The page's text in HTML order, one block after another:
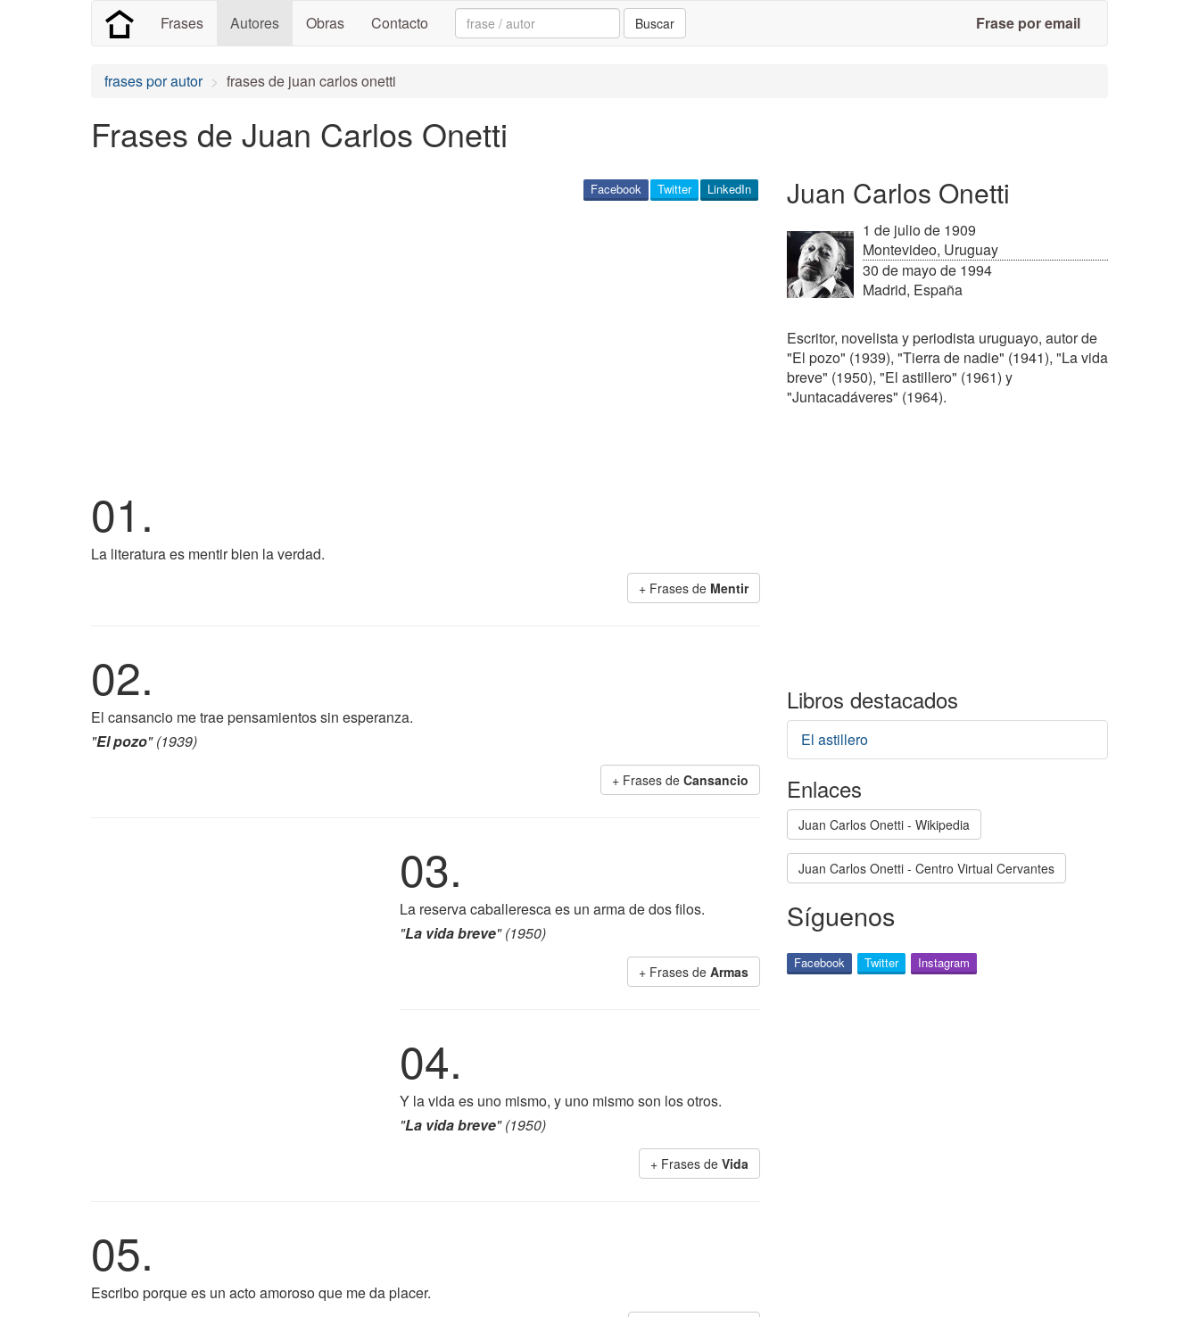
Frases Autores Obras Contacto Search: Buscar Frase por email
frases por autor frases de juan carlos onetti
Frases de Juan Carlos Onetti
LinkedIn
Twitter
Facebook
01.
La literatura es mentir bien la verdad.
+ Frases de Mentir
02.
El cansancio me trae pensamientos sin esperanza.
"El pozo" (1939)
+ Frases de Cansancio
03.
La reserva caballeresca es un arma de dos filos.
"La vida breve" (1950)
+ Frases de Armas
04.
Y la vida es uno mismo, y uno mismo son los otros.
"La vida breve" (1950)
+ Frases de Vida
05.
Escribo porque es un acto amoroso que me da placer.
Juan Carlos Onetti
1 de julio de 1909
Montevideo, Uruguay
30 de mayo de 1994
Madrid, España
Escritor, novelista y periodista uruguayo, autor de
"El pozo" (1939), "Tierra de nadie" (1941), "La vida
breve" (1950), "El astillero" (1961) y
"Juntacadáveres" (1964).
Libros destacados
El astillero
Enlaces
Juan Carlos Onetti - Wikipedia
Juan Carlos Onetti - Centro Virtual Cervantes
Síguenos
Facebook Twitter Instagram